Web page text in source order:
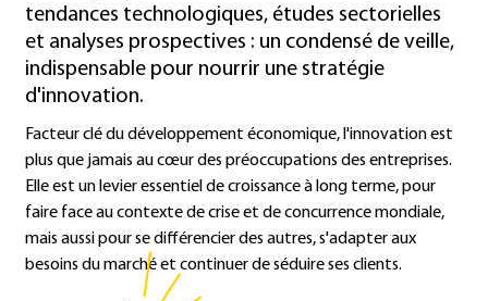
tendances technologiques, études sectorielles
et analyses prospectives : un condensé de veille,
indispensable pour nourrir une stratégie
d'innovation.
Facteur clé du développement économique, l'innovation est
plus que jamais au cœur des préoccupations des entreprises.
Elle est un levier essentiel de croissance à long terme, pour
faire face au contexte de crise et de concurrence mondiale,
mais aussi pour se différencier des autres, s'adapter aux
besoins du marché et continuer de séduire ses clients.